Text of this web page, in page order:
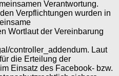
Verantwortung.
Verpflichtungen wurden in
Wortlaut der Vereinbarung
controller_addendum. Laut
die Erteilung der
Einsatz des Facebook- bzw.